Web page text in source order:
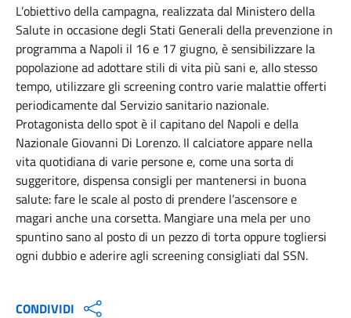
L’obiettivo della campagna, realizzata dal Ministero della
Salute in occasione degli Stati Generali della prevenzione in
programma a Napoli il 16 e 17 giugno, è sensibilizzare la
popolazione ad adottare stili di vita più sani e, allo stesso
tempo, utilizzare gli screening contro varie malattie offerti
periodicamente dal Servizio sanitario nazionale.
Protagonista dello spot è il capitano del Napoli e della
Nazionale Giovanni Di Lorenzo. Il calciatore appare nella
vita quotidiana di varie persone e, come una sorta di
suggeritore, dispensa consigli per mantenersi in buona
salute: fare le scale al posto di prendere l’ascensore e
magari anche una corsetta. Mangiare una mela per uno
spuntino sano al posto di un pezzo di torta oppure togliersi
ogni dubbio e aderire agli screening consigliati dal SSN.
CONDIVIDI